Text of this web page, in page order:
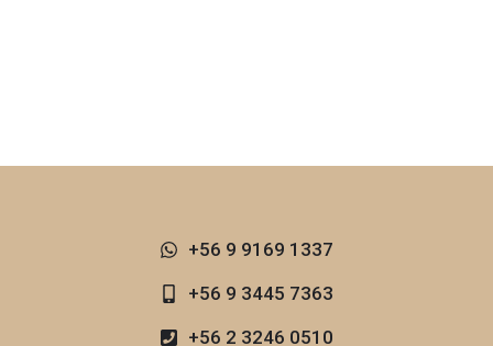
+56 9 9169 1337​
+56 9 3445 7363
+56 2 3246 0510